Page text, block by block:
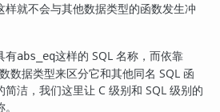
样就不会与其他数据类型的函数发生冲
有abs_eq这样的 SQL 名称，而依靠
数据类型来区分它和其他同名 SQL 函
洁，我们这里让 C 级别和 SQL 级别的